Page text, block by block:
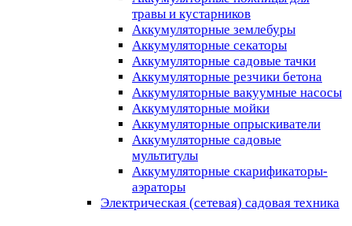
травы и кустарников
Аккумуляторные землебуры
Аккумуляторные секаторы
Аккумуляторные садовые тачки
Аккумуляторные резчики бетона
Аккумуляторные вакуумные насосы
Аккумуляторные мойки
Аккумуляторные опрыскиватели
Аккумуляторные садовые
мультитулы
Аккумуляторные скарификаторы-
аэраторы
Электрическая (сетевая) садовая техника